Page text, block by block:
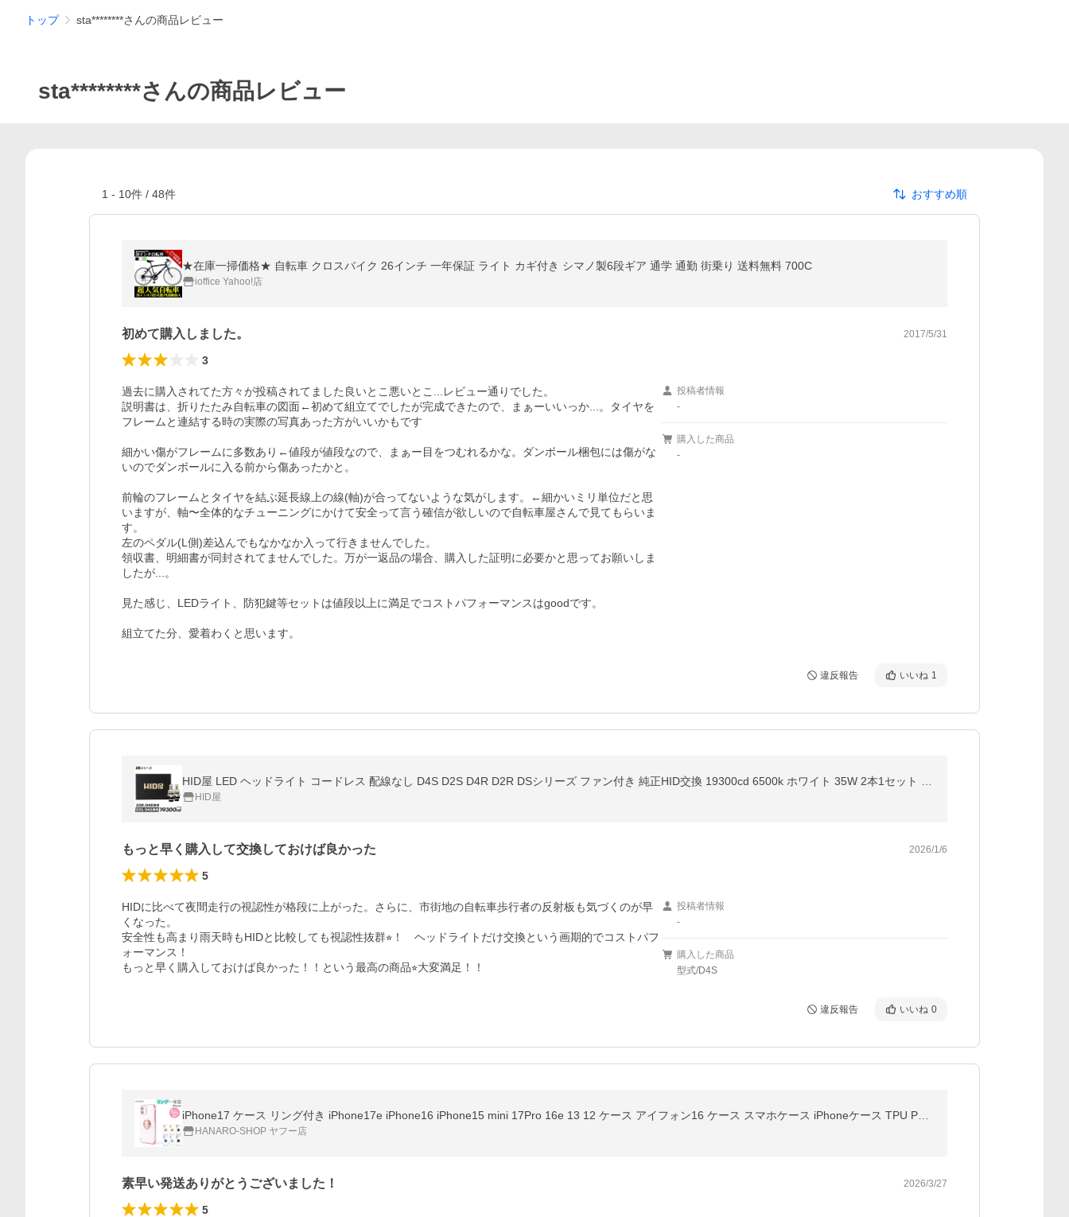
トップ sta********さんの商品レビュー
sta********さんの商品レビュー
1 - 10件 / 48件 おすすめ順
★在庫一掃価格★ 自転車 クロスバイク 26インチ 一年保証 ライト カギ付き シマノ製6段ギア 通学 通勤 街乗り 送料無料 700C
ioffice Yahoo!店
初めて購入しました。 2017/5/31
3
過去に購入されてた方々が投稿されてました良いとこ悪いとこ...レビュー通りでした。
説明書は、折りたたみ自転車の図面←初めて組立てでしたが完成できたので、まぁーいいっか...。タイヤを
フレームと連結する時の実際の写真あった方がいいかもです
細かい傷がフレームに多数あり←値段が値段なので、まぁー目をつむれるかな。ダンボール梱包には傷がな
いのでダンボールに入る前から傷あったかと。
前輪のフレームとタイヤを結ぶ延長線上の線(軸)が合ってないような気がします。←細かいミリ単位だと思
いますが、軸〜全体的なチューニングにかけて安全って言う確信が欲しいので自転車屋さんで見てもらいま
す。
左のペダル(L側)差込んでもなかなか入って行きませんでした。
領収書、明細書が同封されてませんでした。万が一返品の場合、購入した証明に必要かと思ってお願いしま
したが...。
見た感じ、LEDライト、防犯鍵等セットは値段以上に満足でコストパフォーマンスはgoodです。
組立てた分、愛着わくと思います。
投稿者情報
-
購入した商品
-
違反報告 いいね 1
HID屋
もっと早く購入して交換しておけば良かった 2026/1/6
5
HIDに比べて夜間走行の視認性が格段に上がった。さらに、市街地の自転車歩行者の反射板も気づくのが早
くなった。
安全性も高まり雨天時もHIDと比較しても視認性抜群⭐︎！　ヘッドライトだけ交換という画期的でコストパフ
ォーマンス！
もっと早く購入しておけば良かった！！という最高の商品⭐︎大変満足！！
投稿者情報
-
購入した商品
型式/D4S
違反報告 いいね 0
HANARO-SHOP ヤフー店
素早い発送ありがとうございました！ 2026/3/27
5